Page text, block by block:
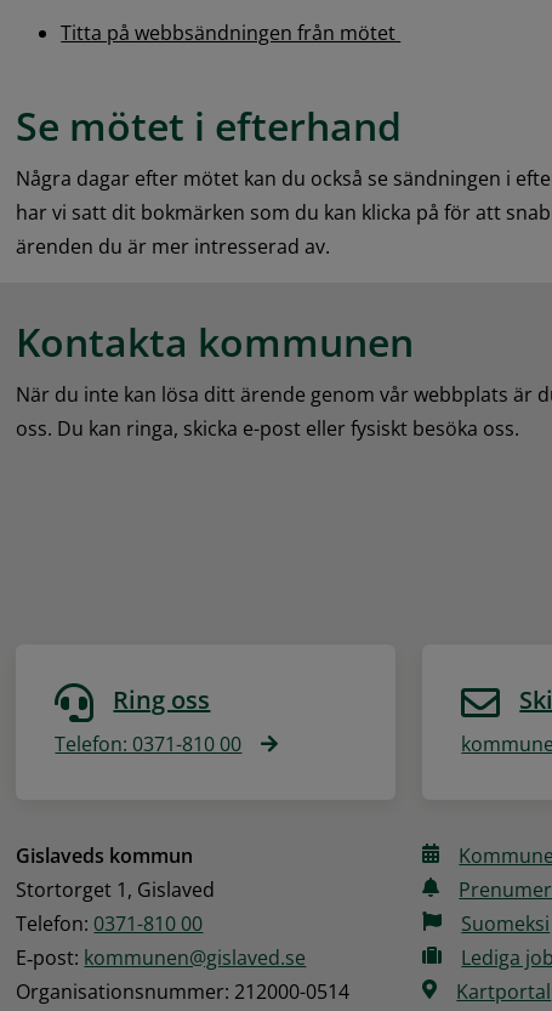
Titta på webbsändningen från mötet
Se mötet i efterhand
Några dagar efter mötet kan du också se sändningen i
har vi satt dit bokmärken som du kan klicka på för att
ärenden du är mer intresserad av.
Kontakta kommunen
När du inte kan lösa ditt ärende genom vår webbplats är
oss. Du kan ringa, skicka e-post eller fysiskt besöka oss.
Ring oss
Telefon: 0371-810 00
Gislaveds kommun
Stortorget 1, Gislaved
Telefon: 0371-810 00
E‑post: kommunen@gislaved.se
Organisationsnummer: 212000-0514
Suomeksi
Lediga
Kartportal